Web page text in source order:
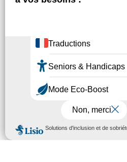
Sur les réseaux
POLITIQUE DE